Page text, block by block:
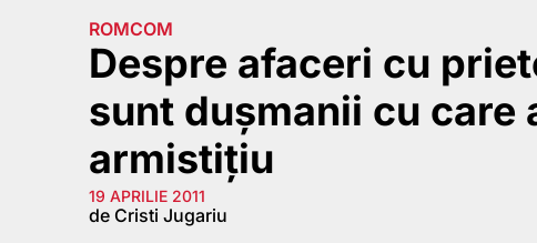
ROMCOM
Despre afaceri cu
sunt dușmanii cu care
armistițiu
19 APRILIE 2011
de Cristi Jugariu